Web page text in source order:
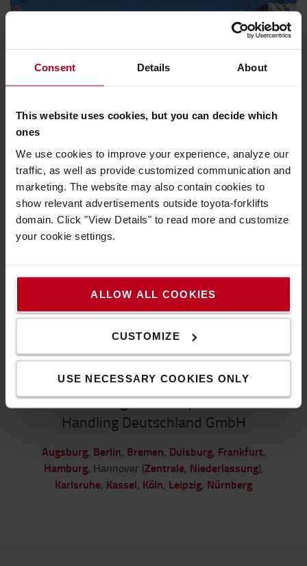
Consent Details About
This website uses cookies, but you can decide which
ones
We use cookies to improve your experience, analyze our
traffic, as well as provide customized communication and
marketing. The website may also contain cookies to
show relevant advertisements outside toyota-forklifts
domain. Click "View Details" to read more and customize
your cookie settings.
ALLOW ALL COOKIES
CUSTOMIZE
USE NECESSARY COOKIES ONLY
Sie haben eine allgemeine Anfrage?
Dann kontaktieren Sie uns jetzt per Telefon oder
Mail:
Dr.-Alfred-Herrhausen-Allee 61, 47228 Duisburg
+49 2065 775-0
Unsere Öffnungszeiten
Mo bis Do: 8.00 - 17.00 Uhr, Fr: 8.00 - 14.00 Uhr, Sa
bis So: geschlossen
Niederlassungen der Toyota Material
Handling Deutschland GmbH
Augsburg, Berlin, Bremen, Duisburg, Frankfurt,
Hamburg, Hannover (Zentrale, Niederlassung),
Karlsruhe, Kassel, Köln, Leipzig, Nürnberg